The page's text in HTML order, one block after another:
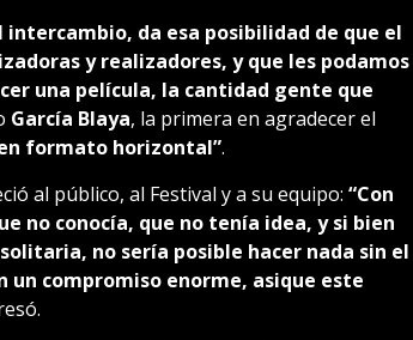
da esa posibilidad de que el
y realizadores, y que les podamos
una película, la cantidad gente que
García Blaya, la primera en agradecer el
en formato horizontal”.
al público, al Festival y a su equipo: “Con
no conocía, que no tenía idea, y si bien
no sería posible hacer nada sin el
un compromiso enorme, asique este